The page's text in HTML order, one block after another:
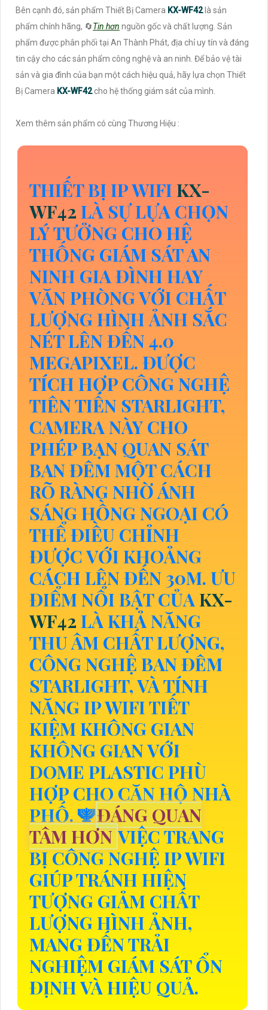
Bên cạnh đó, sản phẩm Thiết Bị Camera KX-WF42 là sản
phẩm chính hãng, 🔄Tin hơn nguồn gốc và chất lượng. Sản
phẩm được phân phối tại An Thành Phát, địa chỉ uy tín và đáng
tin cậy cho các sản phẩm công nghệ và an ninh. Để bảo vệ tài
sản và gia đình của bạn một cách hiệu quả, hãy lựa chọn Thiết
Bị Camera KX-WF42cho hệ thống giám sát của mình.
Xem thêm sản phẩm có cùng Thương Hiệu :
THIẾT BỊ IP WIFI KX-
WF42 LÀ SỰ LỰA CHỌN
LÝ TƯỞNG CHO HỆ
THỐNG GIÁM SÁT AN
NINH GIA ĐÌNH HAY
VĂN PHÒNG VỚI CHẤT
LƯỢNG HÌNH ẢNH SẮC
NÉT LÊN ĐẾN 4.0
MEGAPIXEL. ĐƯỢC
TÍCH HỢP CÔNG NGHỆ
TIÊN TIẾN STARLIGHT,
CAMERA NÀY CHO
PHÉP BẠN QUAN SÁT
BAN ĐÊM MỘT CÁCH
RÕ RÀNG NHỜ ÁNH
SÁNG HỒNG NGOẠI CÓ
THỂ ĐIỀU CHỈNH
ĐƯỢC VỚI KHOẢNG
CÁCH LÊN ĐẾN 30M. ƯU
ĐIỂM NỔI BẬT CỦAKX-
WF42 LÀ KHẢ NĂNG
THU ÂM CHẤT LƯỢNG,
CÔNG NGHỆ BAN ĐÊM
STARLIGHT, VÀ TÍNH
NĂNG IP WIFI TIẾT
KIỆM KHÔNG GIAN
KHÔNG GIAN VỚI
DOME PLASTIC PHÙ
HỢP CHO CĂN HỘ NHÀ
PHỐ. 🕎ĐÁNG QUAN
TÂM HƠNVIỆC TRANG
BỊ CÔNG NGHỆ IP WIFI
GIÚP TRÁNH HIỆN
TƯỢNG GIẢM CHẤT
LƯỢNG HÌNH ẢNH,
MANG ĐẾN TRẢI
NGHIỆM GIÁM SÁT ỔN
ĐỊNH VÀ HIỆU QUẢ.